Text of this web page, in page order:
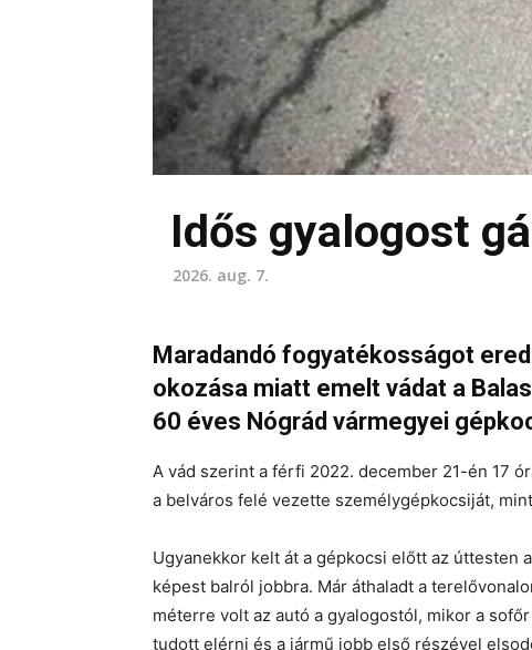
Idős gyalogost
2026. aug. 7.
Maradandó fogyatékosságot
okozása miatt emelt vádat a
60 éves Nógrád vármegyei
A vád szerint a férfi 2022. december 21-én 17
a belváros felé vezette személygépkocsiját,
Ugyanekkor kelt át a gépkocsi előtt az úttesten
képest balról jobbra. Már áthaladt a
méterre volt az autó a gyalogostól, mikor a
tudott elérni és a jármű jobb első részével